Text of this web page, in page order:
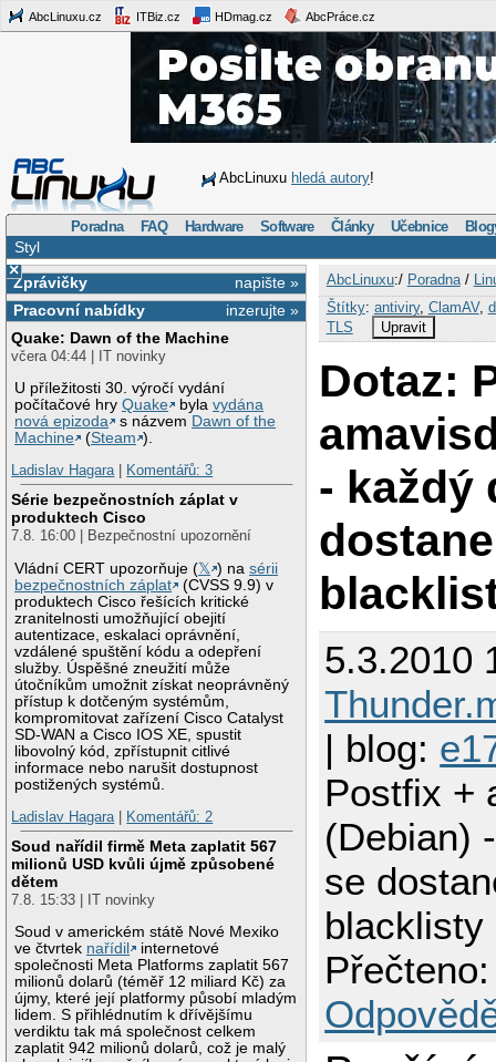
AbcLinuxu.cz ITBiz.cz HDmag.cz AbcPráce.cz
AbcLinuxu hledá autory!
Poradna FAQ Hardware Software Články Učebnice
Styl
×
napište »
Zprávičky
inzerujte »
Pracovní nabídky
Quake: Dawn of the Machine
včera 04:44 | IT novinky
U příležitosti 30. výročí vydání
počítačové hryQuake bylavydána
nová epizoda
s názvem Dawn of the
Machine
(Steam ).
Ladislav Hagara| Komentářů: 3
Série bezpečnostních záplat v
produktech Cisco
7.8. 16:00 | Bezpečnostní upozornění
Vládní CERT upozorňuje (𝕏 ) nasérii
bezpečnostních záplat
(CVSS 9.9) v
produktech Cisco řešících kritické
zranitelnosti umožňující obejití
autentizace, eskalaci oprávnění,
vzdálené spuštění kódu a odepření
služby. Úspěšné zneužití může
útočníkům umožnit získat neoprávněný
přístup k dotčeným systémům,
kompromitovat zařízení Cisco Catalyst
SD-WAN a Cisco IOS XE, spustit
libovolný kód, zpřístupnit citlivé
informace nebo narušit dostupnost
postižených systémů.
Ladislav Hagara| Komentářů: 2
Soud nařídil firmě Meta zaplatit 567
milionů USD kvůli újmě způsobené
dětem
7.8. 15:33 | IT novinky
Soud v americkém státě Nové Mexiko
ve čtvrtek nařídil
internetové
společnosti Meta Platforms zaplatit 567
milionů dolarů (téměř 12 miliard Kč) za
újmy, které její platformy působí mladým
lidem. S přihlédnutím k dřívějšímu
verdiktu tak má společnost celkem
zaplatit 942 milionů dolarů, což je malý
AbcLinuxu:/ Poradna/
Štítky: antiviry, ClamAV,
TLS
Upravit
Dotaz:
- každý
5.3.2010
| blog:
Postfix +
(Debian)
se
blacklisty